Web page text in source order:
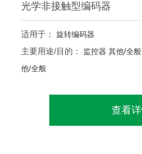
光学非接触型编码器
适用于： 旋转编码器
主要用途/目的： 监控器 其他/全般
他/全般
查看